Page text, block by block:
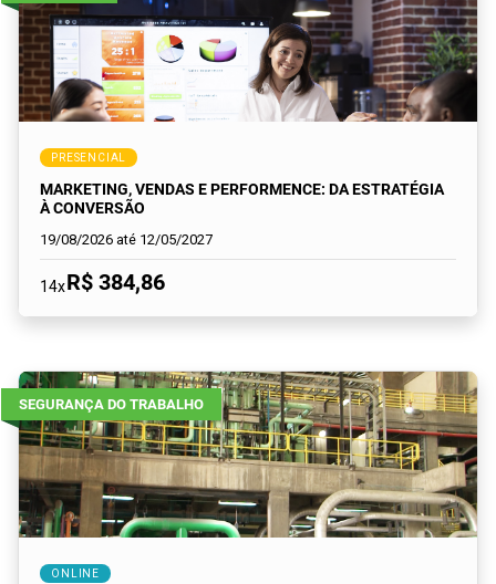
PRESENCIAL
MARKETING, VENDAS E PERFORMENCE: DA ESTRATÉGIA
À CONVERSÃO
19/08/2026 até 12/05/2027
14xR$ 384,86
SEGURANÇA DO TRABALHO
ONLINE